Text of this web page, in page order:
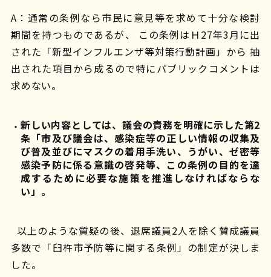
A：通常の条例なら市民に意見等を求めて十分な検討
期間を持つものであるが、 この条例はＨ27年3月に出
された「新型インフルエンザ等対策行動計画」から 抽
出された項目から成るので特にパブリックコメントは
求めない。
新しい内容としては、議会の責務を明確に示した第2
条「市及び議会は、感染症等の正しい情報の収集及
び普及並びにマスクの着用手洗い、うがい、ゼ密等
感染予防に係る意識の啓発等、この条例の目的を達
成するために必要な施策を推進しなければならな
い」。
以上のような質疑の後、退席議員2人を除く賛成議員
多数で「臼杵市予防等に関する条例」の制定が決しま
した。